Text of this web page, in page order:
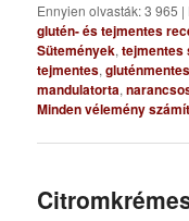
Ennyien olvasták: 3 965 |
glutén- és tejmentes
Sütemények,tejmentes
tejmentes,
mandulatorta,
Minden vélemény